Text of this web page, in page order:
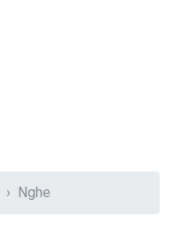
Nghe